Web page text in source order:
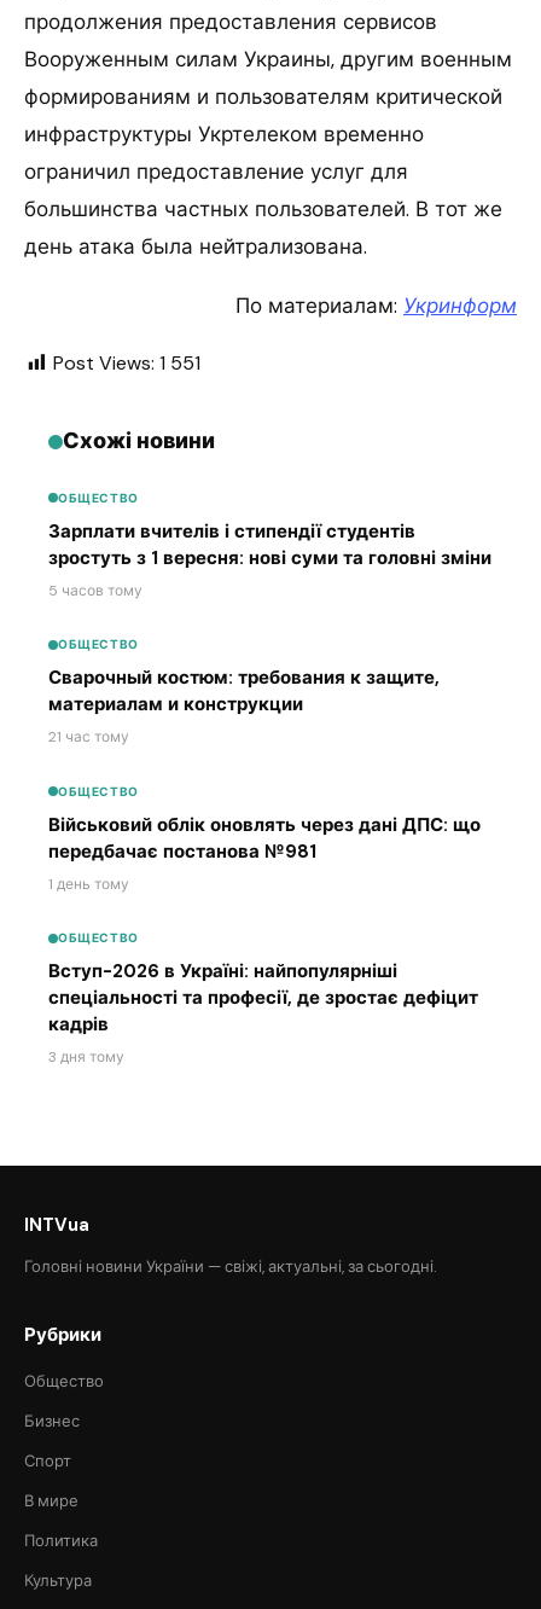
продолжения предоставления сервисов
Вооруженным силам Украины, другим военным
формированиям и пользователям критической
инфраструктуры Укртелеком временно
ограничил предоставление услуг для
большинства частных пользователей. В тот же
день атака была нейтрализована.
По материалам: Укринформ
Post Views: 1 551
Схожі новини
ОБЩЕСТВО
Зарплати вчителів і стипендії студентів
зростуть з 1 вересня: нові суми та головні зміни
5 часов тому
ОБЩЕСТВО
Сварочный костюм: требования к защите,
материалам и конструкции
21 час тому
ОБЩЕСТВО
Військовий облік оновлять через дані ДПС: що
передбачає постанова №981
1 день тому
ОБЩЕСТВО
Вступ-2026 в Україні: найпопулярніші
спеціальності та професії, де зростає дефіцит
кадрів
3 дня тому
INTVua
Головні новини України — свіжі, актуальні, за сьогодні.
Рубрики
Общество
Бизнес
Спорт
В мире
Политика
Культура